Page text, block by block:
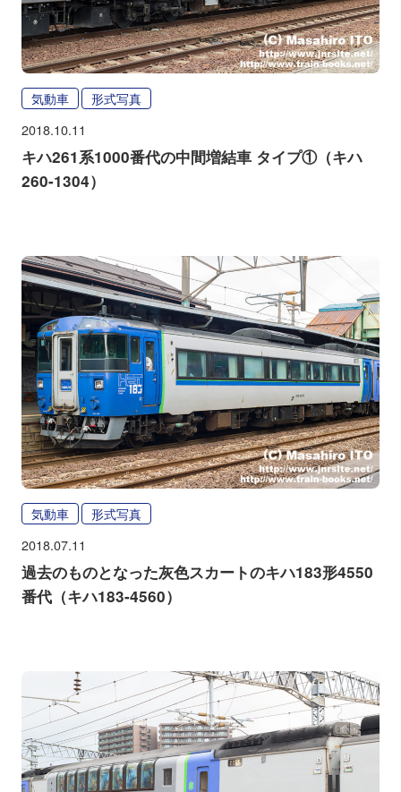
気動車 形式写真
2018.10.11
キハ261系1000番代の中間増結車 タイプ①（キハ
260-1304）
気動車 形式写真
2018.07.11
過去のものとなった灰色スカートのキハ183形4550
番代（キハ183-4560）